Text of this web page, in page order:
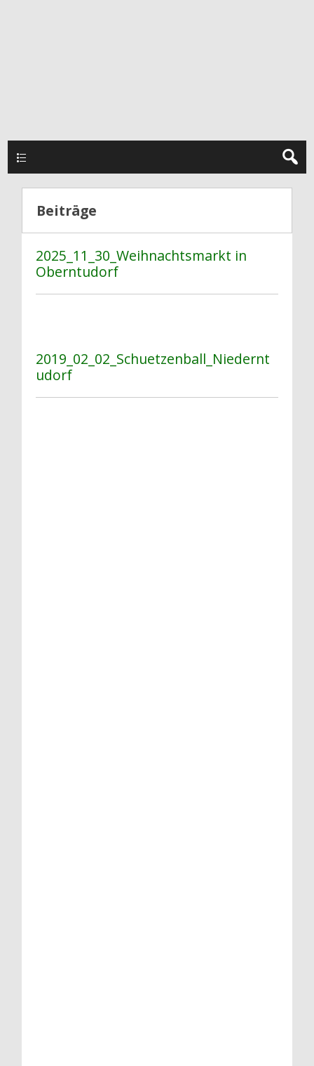
Beiträge
2025_11_30_Weihnachtsmarkt in
Oberntudorf
2019_02_02_Schuetzenball_Niedernt
udorf